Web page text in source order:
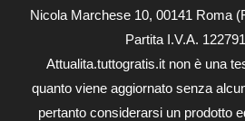
Nicola Marchese 10, 00141 Roma
Partita I.V.A.
Attualita.tuttogratis.it non è una
quanto viene aggiornato senza
pertanto considerarsi un prodotto